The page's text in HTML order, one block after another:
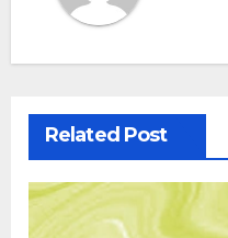
Related Post